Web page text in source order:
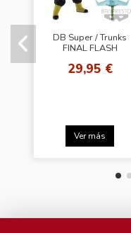
DB Super / Trunks
FINAL FLASH
29,95 €
Ver más